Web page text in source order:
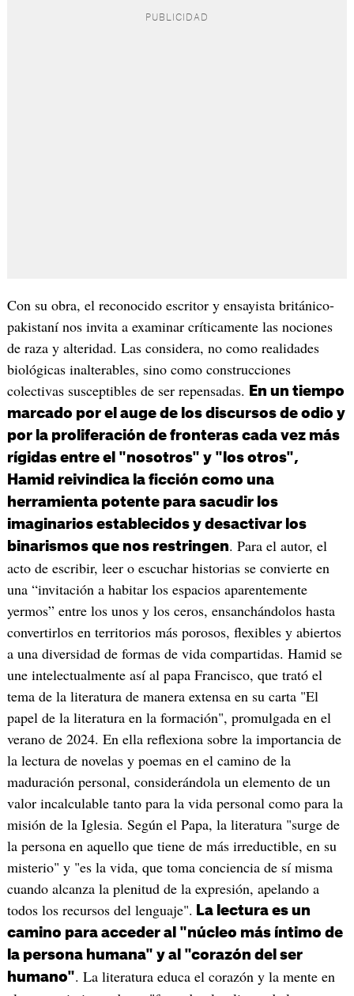
Con su obra, el reconocido escritor y ensayista británico-
pakistaní nos invita a examinar críticamente las nociones
de raza y alteridad. Las considera, no como realidades
biológicas inalterables, sino como construcciones
colectivas susceptibles de ser repensadas.
En un tiempo
marcado por el auge de los discursos de odio y
por la proliferación de fronteras cada vez más
rígidas entre el "nosotros" y "los otros",
Hamid reivindica la ficción como una
herramienta potente para sacudir los
imaginarios establecidos y desactivar los
binarismos que nos restringen. Para el autor, el
acto de escribir, leer o escuchar historias se convierte en
una “invitación a habitar los espacios aparentemente
yermos” entre los unos y los ceros, ensanchándolos hasta
convertirlos en territorios más porosos, flexibles y abiertos
a una diversidad de formas de vida compartidas. Hamid se
une intelectualmente así al papa Francisco, que trató el
tema de la literatura de manera extensa en su carta "El
papel de la literatura en la formación", promulgada en el
verano de 2024. En ella reflexiona sobre la importancia de
la lectura de novelas y poemas en el camino de la
maduración personal, considerándola un elemento de un
valor incalculable tanto para la vida personal como para la
misión de la Iglesia. Según el Papa, la literatura "surge de
la persona en aquello que tiene de más irreductible, en su
misterio" y "es la vida, que toma conciencia de sí misma
cuando alcanza la plenitud de la expresión, apelando a
todos los recursos del lenguaje". La lectura es un
camino para acceder al "núcleo más íntimo de
la persona humana" y al "corazón del ser
humano". La literatura educa el corazón y la mente en